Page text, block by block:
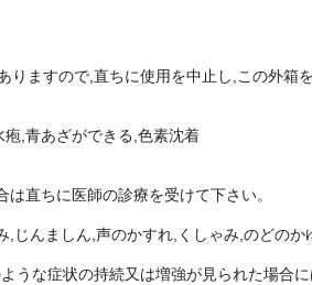
ますので,直ちに使用を中止し,この外箱
,青あざができる,色素沈着
直ちに医師の診療を受けて下さい。
んましん,声のかすれ,くしゃみ,のどのか